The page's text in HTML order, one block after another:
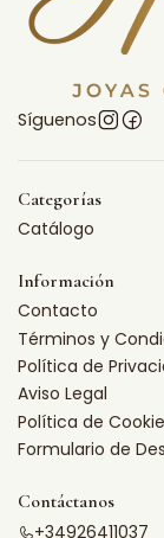
Síguenos
Categorías
Catálogo
Información
Contacto
Términos y
Política de
Aviso Legal
Política de
Formulario de
Contáctanos
+34926411037